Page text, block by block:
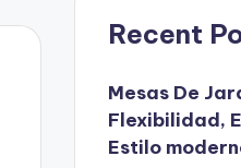
Recent
Mesas De
Flexibilidad,
Estilo